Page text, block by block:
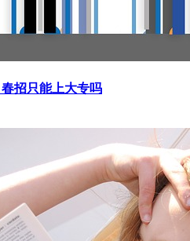
招只能上大专吗